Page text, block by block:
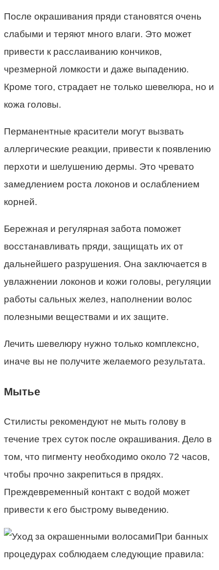
После окрашивания пряди становятся очень
слабыми и теряют много влаги. Это может
привести к расслаиванию кончиков,
чрезмерной ломкости и даже выпадению.
Кроме того, страдает не только шевелюра, но и
кожа головы.
Перманентные красители могут вызвать
аллергические реакции, привести к появлению
перхоти и шелушению дермы. Это чревато
замедлением роста локонов и ослаблением
корней.
Бережная и регулярная забота поможет
восстанавливать пряди, защищать их от
дальнейшего разрушения. Она заключается в
увлажнении локонов и кожи головы, регуляции
работы сальных желез, наполнении волос
полезными веществами и их защите.
Лечить шевелюру нужно только комплексно,
иначе вы не получите желаемого результата.
Мытье
Стилисты рекомендуют не мыть голову в
течение трех суток после окрашивания. Дело в
том, что пигменту необходимо около 72 часов,
чтобы прочно закрепиться в прядях.
Преждевременный контакт с водой может
привести к его быстрому выведению.
При банных
процедурах соблюдаем следующие правила: